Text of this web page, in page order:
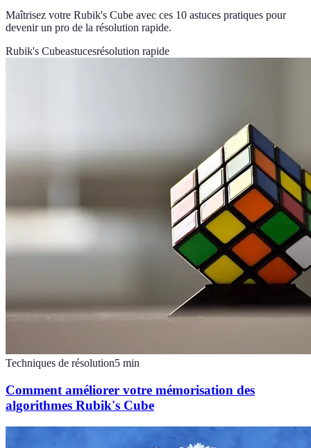
Maîtrisez votre Rubik's Cube avec ces 10 astuces pratiques pour
devenir un pro de la résolution rapide.
Rubik's Cubeastucesrésolution rapide
Techniques de résolution5 min
Comment améliorer votre mémorisation des
algorithmes Rubik's Cube